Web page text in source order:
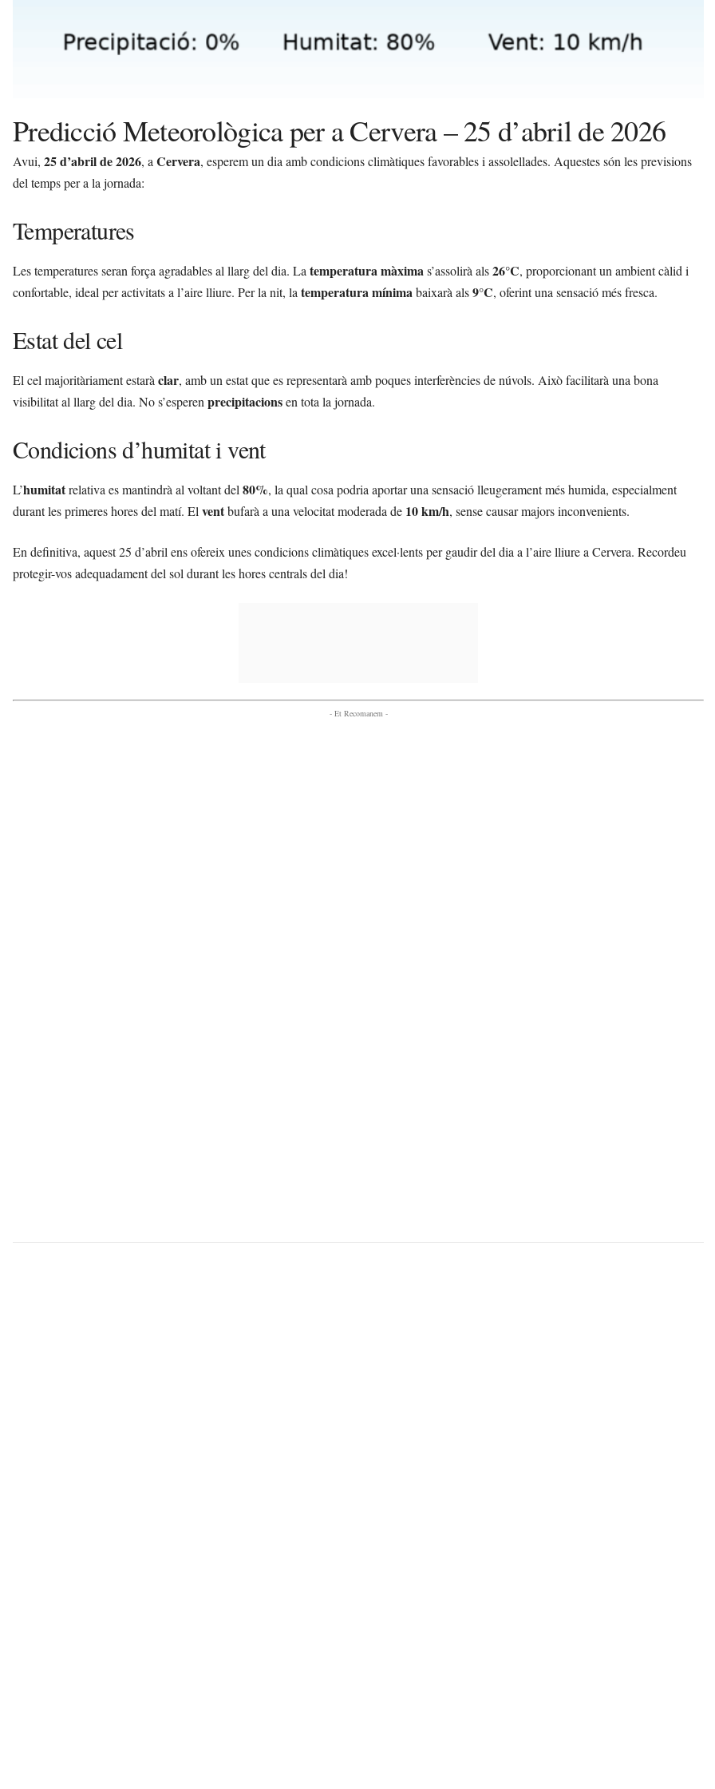
Predicció Meteorològica per a Cervera – 25 d’abril de 2026
Avui, 25 d’abril de 2026, a Cervera, esperem un dia amb condicions climàtiques favorables i assolellades. Aquestes són les previsions
del temps per a la jornada:
Temperatures
Les temperatures seran força agradables al llarg del dia. La temperatura màximas’assolirà als26°C, proporcionant un ambient càlid i
confortable, ideal per activitats a l’aire lliure. Per la nit, la temperatura mínimabaixarà als9°C, oferint una sensació més fresca.
Estat del cel
El cel majoritàriament estarà clar, amb un estat que es representarà amb poques interferències de núvols. Això facilitarà una bona
visibilitat al llarg del dia. No s’esperen precipitacionsen tota la jornada.
Condicions d’humitat i vent
L’humitatrelativa es mantindrà al voltant del 80%, la qual cosa podria aportar una sensació lleugerament més humida, especialment
durant les primeres hores del matí. El ventbufarà a una velocitat moderada de 10 km/h, sense causar majors inconvenients.
En definitiva, aquest 25 d’abril ens ofereix unes condicions climàtiques excel·lents per gaudir del dia a l’aire lliure a Cervera. Recordeu
protegir-vos adequadament del sol durant les hores centrals del dia!
- Et Recomanem -